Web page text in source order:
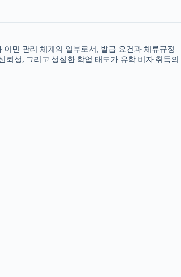
민 관리 체계의 일부로서, 발급 요건과 체류규정
성, 그리고 성실한 학업 태도가 유학 비자 취득의